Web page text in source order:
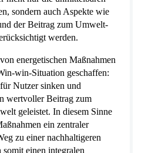
sondern auch Aspekte wie
der Beitrag zum Umwelt-
werden.
energetischen Maßnahmen
win-Situation geschaffen:
Nutzer sinken und
wertvoller Beitrag zum
geleistet. In diesem Sinne
ein zentraler
zu einer nachhaltigeren
einen integralen